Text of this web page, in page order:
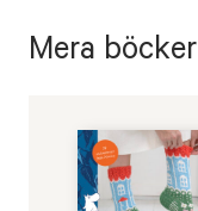
Mera böcker